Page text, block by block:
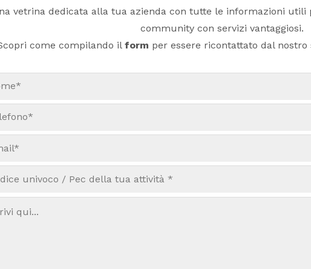
vetrina dedicata alla tua azienda con tutte le informazioni utili
community con servizi vantaggiosi.
come compilando il form per essere ricontattato dal